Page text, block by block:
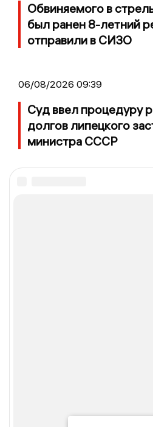
Обвиняемого в
был ранен 8-летний
отправили в СИЗО
06/08/2026 09:39
Суд ввел процедуру
долгов липецкого
министра СССР